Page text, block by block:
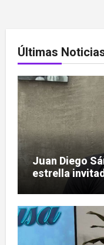
Últimas
Juan Diego
estrella